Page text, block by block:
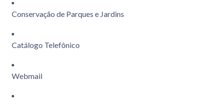
Conservação de Parques e Jardins
Catálogo Telefônico
Webmail